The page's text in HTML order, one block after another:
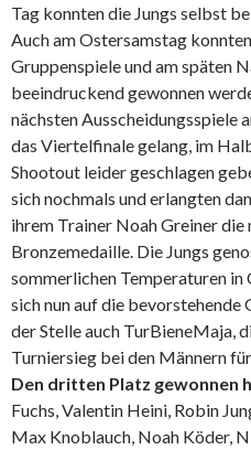
Tag konnten die Jungs selbst
Auch am Ostersamstag
Gruppenspiele und am späten
beeindruckend gewonnen
nächsten Ausscheidungsspiele
das Viertelfinale gelang, im
Shootout leider geschlagen
sich nochmals und erlangten
ihrem Trainer Noah Greiner die
Bronzemedaille. Die Jungs
sommerlichen Temperaturen in
sich nun auf die
der Stelle auch TurBieneMaja,
Turniersieg bei den Männern
Den dritten Platz gewonnen
Fuchs, Valentin Heini, Robin
Max Knoblauch, Noah Köder,